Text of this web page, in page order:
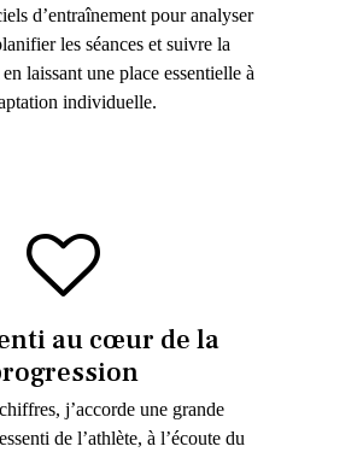
d’entraînement pour analyser
les séances et suivre la
laissant une place essentielle à
individuelle.
au cœur de la
j’accorde une grande
de l’athlète, à l’écoute du